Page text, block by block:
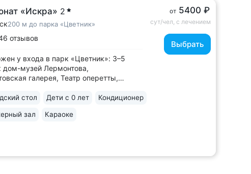
«Искра» 2
200 м до парка «Цветник»
отзывов
у входа в парк «Цветник»: 3–5
дом-музей Лермонтова,
галерея, Театр оперетты,
им. Н.И. Пирогова • Центральная
источников № 2, № 17,
от 5400 ₽
сут/чел, с лечением
Выбрать
стол Дети с 0 лет Кондиционер
зал Караоке